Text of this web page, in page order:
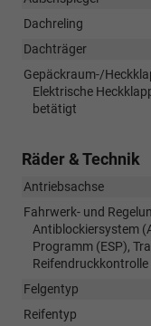
Dachreling
Dachträger
Gepäckraum-/
Elektrische
betätigt
Räder & Technik
Antriebsachse
Fahrwerk- und
Antiblockiersystem
Programm (ESP),
Reifendruckkontrolle
Felgentyp
Reifentyp